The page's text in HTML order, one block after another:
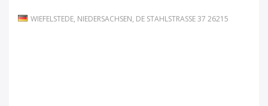
WIEFELSTEDE, NIEDERSACHSEN, DE STAHLSTRASSE 37 26215